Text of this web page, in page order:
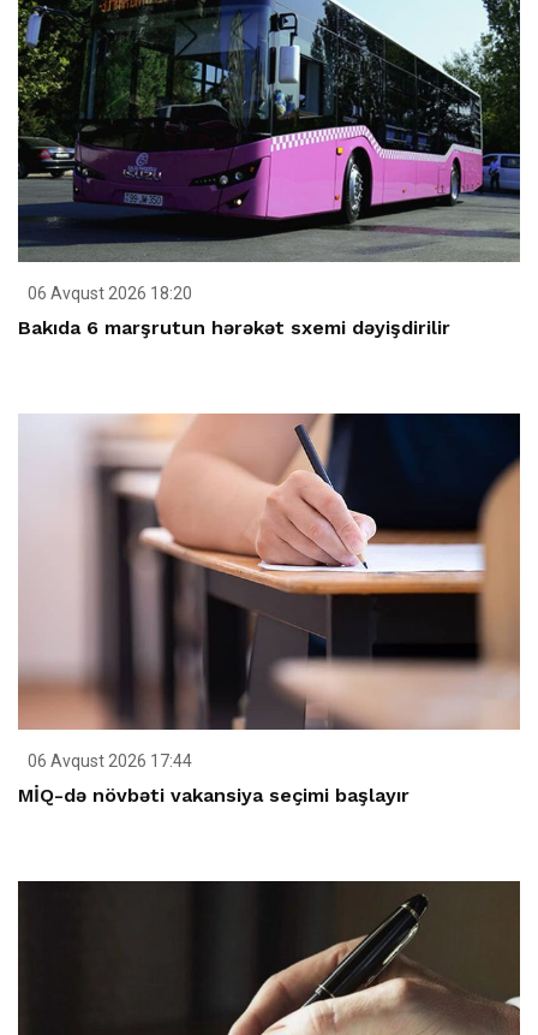
06 Avqust 2026 18:20
Bakıda 6 marşrutun hərəkət sxemi dəyişdirilir
06 Avqust 2026 17:44
MİQ-də növbəti vakansiya seçimi başlayır